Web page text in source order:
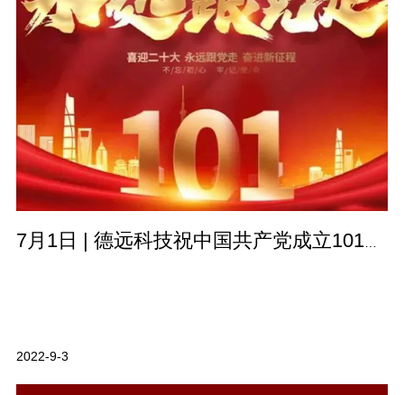
7月1日 | 德远科技祝中国共产党成立101周年及香港回归25周年!
2022-9-3